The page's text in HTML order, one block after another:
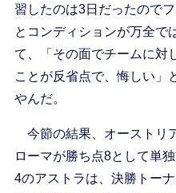
習したのは3日だったので
とコンディションが万全で
て、「その面でチームに対
ことが反省点で、悔しい」
やんだ。
今節の結果、オーストリ
ローマが勝ち点8として単
4のアストラは、決勝トー